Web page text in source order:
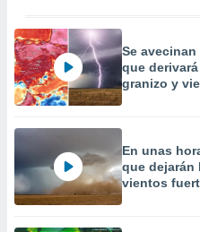
Se
que
granizo y
En unas
que dejarán
vientos